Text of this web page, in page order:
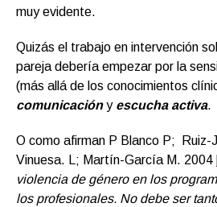
muy evidente.
Quizás el trabajo en intervención
pareja debería empezar por la
(más allá de los conocimientos
comunicacióny escucha activa.
O como afirman P Blanco P; Ruiz-
Vinuesa. L; Martín-García M. 2004
violencia de género en los
los profesionales. No debe ser